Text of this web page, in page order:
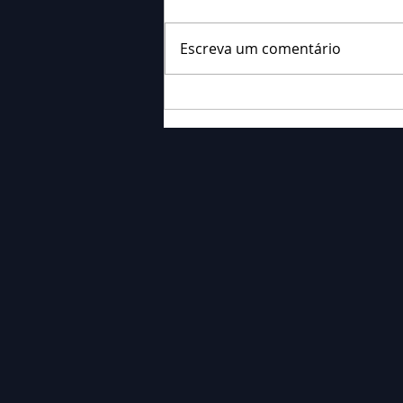
Ornieski
Escreva um comentário